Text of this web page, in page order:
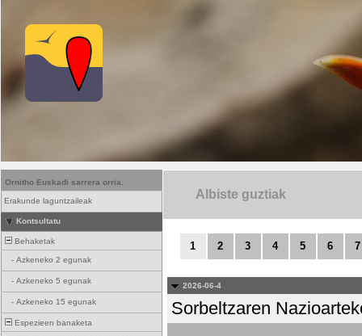
Ornitho Euskadi sarrera orria.
Erakunde laguntzaileak
Kontsultatu
Behaketak
- Azkeneko 2 egunak
- Azkeneko 5 egunak
- Azkeneko 15 egunak
Espezieen banaketa
Albiste guztiak
1 2 3 4 5 6 7
2026-06-4
Sorbeltzaren